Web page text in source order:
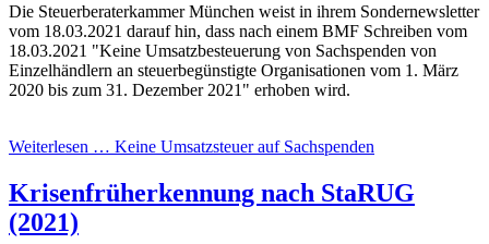
Die Steuerberaterkammer München weist in ihrem Sondernewsletter
vom 18.03.2021 darauf hin, dass nach einem BMF Schreiben vom
18.03.2021 "Keine Umsatzbesteuerung von Sachspenden von
Einzelhändlern an steuerbegünstigte Organisationen vom 1. März
2020 bis zum 31. Dezember 2021" erhoben wird.
Weiterlesen … Keine Umsatzsteuer auf Sachspenden
Krisenfrüherkennung nach StaRUG
(2021)